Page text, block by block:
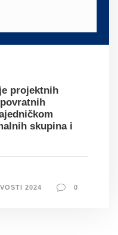
projektnih
skupina i
2024 0